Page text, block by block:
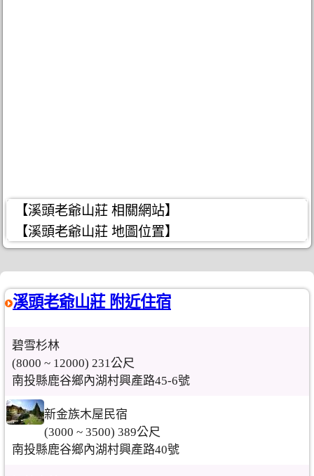
【溪頭老爺山莊 相關網站】
【溪頭老爺山莊 地圖位置】
溪頭老爺山莊 附近住宿
碧雪杉林
(8000 ~ 12000) 231公尺
南投縣鹿谷鄉內湖村興產路45-6號
新金族木屋民宿
(3000 ~ 3500) 389公尺
南投縣鹿谷鄉內湖村興產路40號